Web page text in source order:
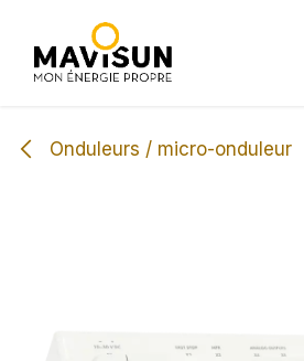
Onduleurs / micro-onduleur